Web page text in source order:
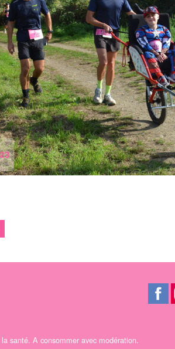
santé. A consommer avec modération.